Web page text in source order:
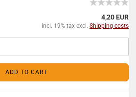
4,20 EUR
incl. 19% tax excl. Shipping costs
ADD TO CART